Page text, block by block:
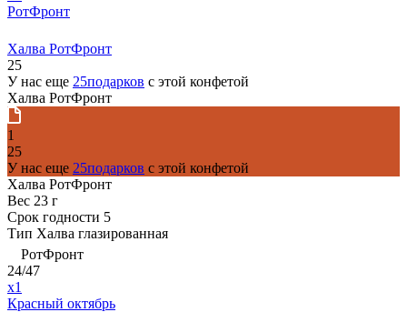
РотФронт
Халва РотФронт
25
У нас еще 25подарков с этой конфетой
Халва РотФронт
1
25
У нас еще 25подарков с этой конфетой
Халва РотФронт
Вес 23 г
Срок годности 5
Тип Халва глазированная
РотФронт
24/47
x1
Красный октябрь